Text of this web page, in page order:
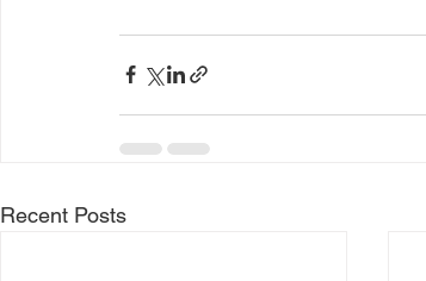
Recent Posts